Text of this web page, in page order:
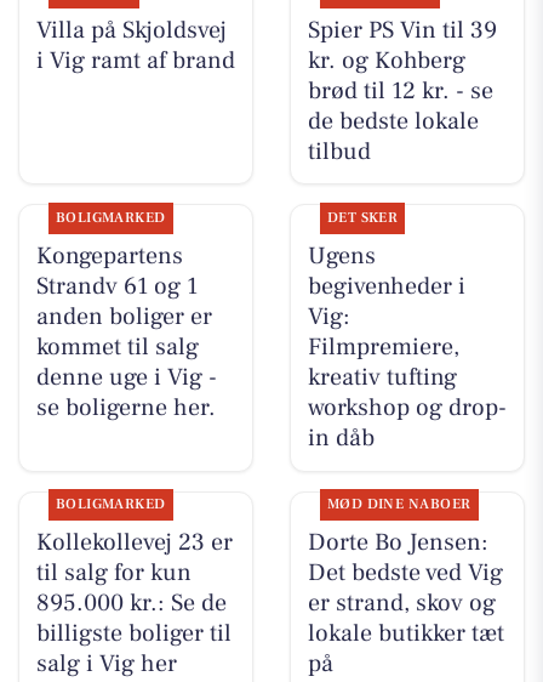
Villa på Skjoldsvej
i Vig ramt af brand
Spier PS Vin til 39
kr. og Kohberg
brød til 12 kr. - se
de bedste lokale
tilbud
BOLIGMARKED
Kongepartens
Strandv 61 og 1
anden boliger er
kommet til salg
denne uge i Vig -
se boligerne her.
DET SKER
Ugens
begivenheder i
Vig:
Filmpremiere,
kreativ tufting
workshop og drop-
in dåb
BOLIGMARKED
Kollekollevej 23 er
til salg for kun
895.000 kr.: Se de
billigste boliger til
salg i Vig her
MØD DINE NABOER
Dorte Bo Jensen:
Det bedste ved Vig
er strand, skov og
lokale butikker tæt
på